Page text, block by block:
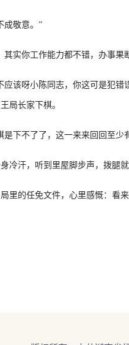
敬意。”
实你工作能力都不错，办事果
呀小陈同志，你这可是犯错
局长家下棋。
不了了，这一来来回回至少
汗，听到里屋脚步声，拨腿
的任免文件，心里感慨：看